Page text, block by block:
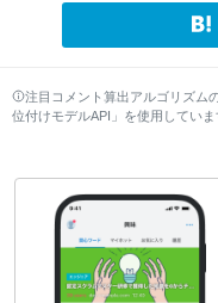
注目コメント算出アルゴリズム
位付けモデルAPI」を使用していま